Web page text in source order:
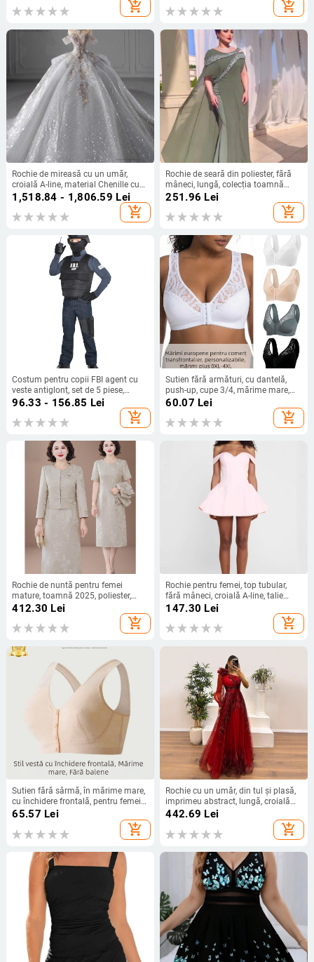
2025
add_shopping_cart add_shopping_cart
Rochie de mireasă cu un umăr,
croială A-line, material Chenille cu
Spandex, talie înaltă
1,518.84 - 1,806.59 Lei
add_shopping_cart
Rochie de seară din poliester, fără
mâneci, lungă, colecția toamnă
2024
251.96 Lei
add_shopping_cart
Costum pentru copii FBI agent cu
veste antiglonț, set de 5 piese,
pentru reprezentație polițienească
96.33 - 156.85 Lei
add_shopping_cart
Sutien fără armături, cu dantelă,
push-up, cupe 3/4, mărime mare,
confortabil, închidere frontală
60.07 Lei
add_shopping_cart
Rochie de nuntă pentru femei
mature, toamnă 2025, poliester,
imprimeu, lungime midi
412.30 Lei
add_shopping_cart
Rochie pentru femei, top tubular,
fără mâneci, croială A-line, talie
înaltă, material poliester
147.30 Lei
add_shopping_cart
Sutien fără sârmă, în mărime mare,
cu închidere frontală, pentru femei
în vârstă și mijlocie, cu căptușeală
65.57 Lei
add_shopping_cart
Rochie cu un umăr, din tul și plasă,
imprimeu abstract, lungă, croială
largă, talie medie, poliester 70–80%
442.69 Lei
add_shopping_cart